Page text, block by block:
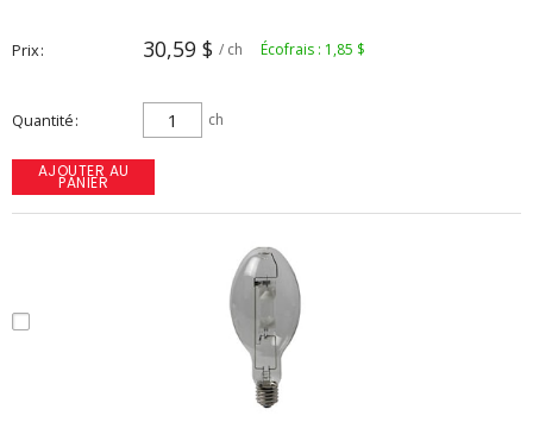
Prix 30,59 $ / ch Écofrais : 1,85 $
Quantité ch
AJOUTER AU
PANIER